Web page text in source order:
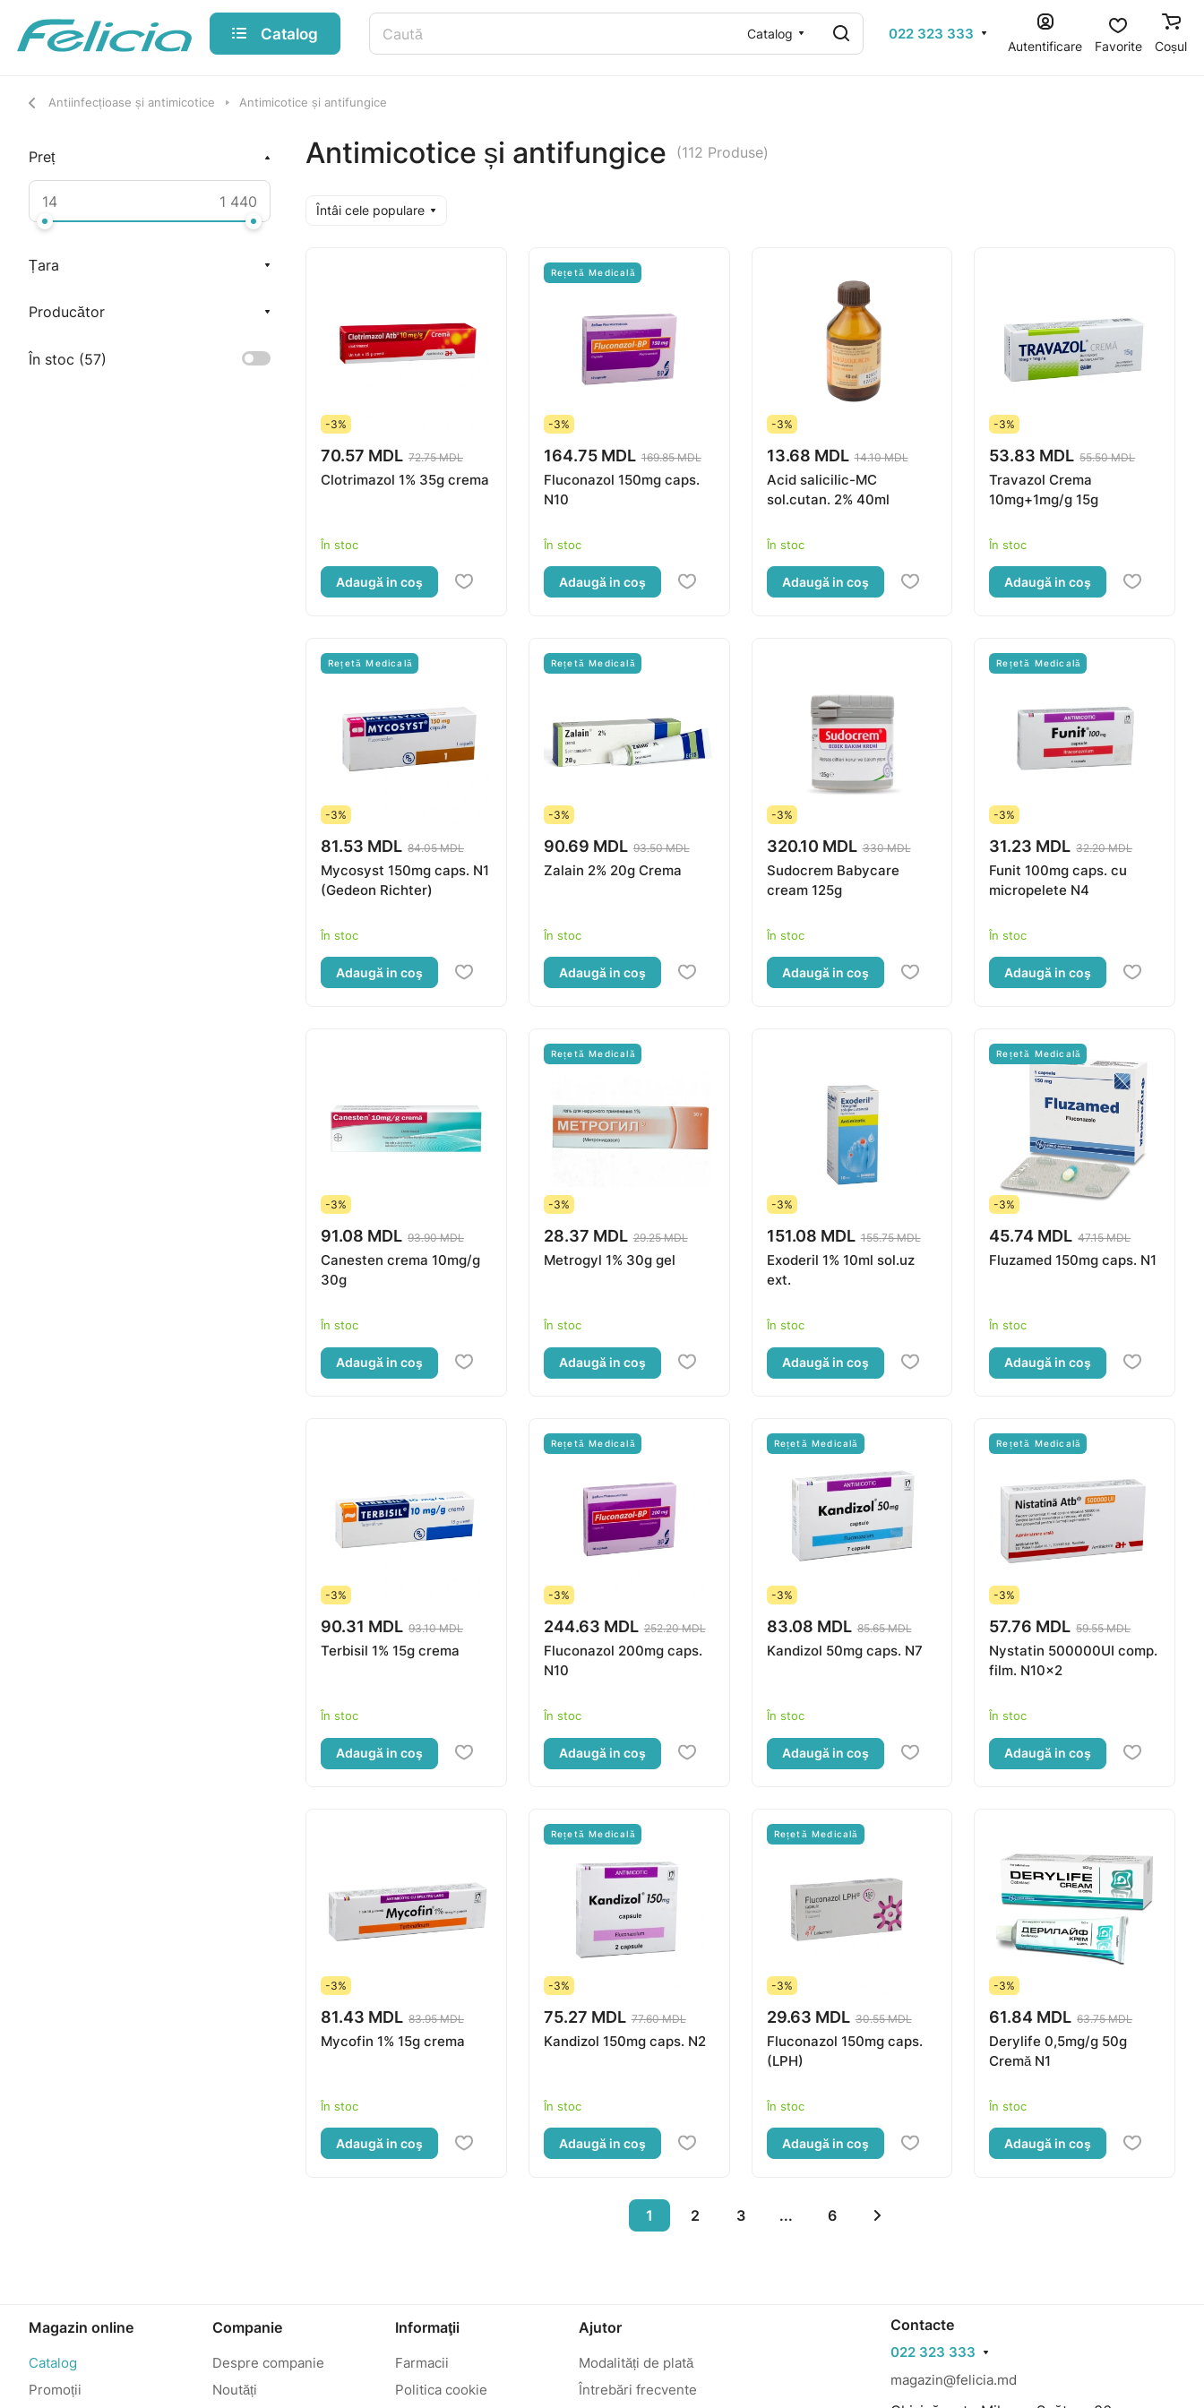
Catalog Catalog 022 323 333
Autentificare Favorite Coșul
Antiinfecțioase și antimicotice Antimicotice și antifungice
Preț
Țara
Producător
În stoc (57)
Antimicotice și antifungice (112 Produse)
Întâi cele populare
-3%
70.57 MDL 72.75 MDL
Clotrimazol 1% 35g crema
În stoc
Adaugă in coş
Rețetă Medicală
-3%
164.75 MDL 169.85 MDL
Fluconazol 150mg caps.
N10
În stoc
Adaugă in coş
-3%
13.68 MDL 14.10 MDL
Acid salicilic-MC
sol.cutan. 2% 40ml
În stoc
Adaugă in coş
-3%
53.83 MDL 55.50 MDL
Travazol Crema
10mg+1mg/g 15g
În stoc
Adaugă in coş
Rețetă Medicală
-3%
81.53 MDL 84.05 MDL
Mycosyst 150mg caps. N1
(Gedeon Richter)
În stoc
Adaugă in coş
Rețetă Medicală
-3%
90.69 MDL 93.50 MDL
Zalain 2% 20g Crema
În stoc
Adaugă in coş
-3%
320.10 MDL 330 MDL
Sudocrem Babycare
cream 125g
În stoc
Adaugă in coş
Rețetă Medicală
-3%
31.23 MDL 32.20 MDL
Funit 100mg caps. cu
micropelete N4
În stoc
Adaugă in coş
-3%
91.08 MDL 93.90 MDL
Canesten crema 10mg/g
30g
În stoc
Adaugă in coş
Rețetă Medicală
-3%
28.37 MDL 29.25 MDL
Metrogyl 1% 30g gel
În stoc
Adaugă in coş
-3%
151.08 MDL 155.75 MDL
Exoderil 1% 10ml sol.uz
ext.
În stoc
Adaugă in coş
Rețetă Medicală
-3%
45.74 MDL 47.15 MDL
Fluzamed 150mg caps. N1
În stoc
Adaugă in coş
-3%
90.31 MDL 93.10 MDL
Terbisil 1% 15g crema
În stoc
Adaugă in coş
Rețetă Medicală
-3%
244.63 MDL 252.20 MDL
Fluconazol 200mg caps.
N10
În stoc
Adaugă in coş
Rețetă Medicală
-3%
83.08 MDL 85.65 MDL
Kandizol 50mg caps. N7
În stoc
Adaugă in coş
Rețetă Medicală
-3%
57.76 MDL 59.55 MDL
Nystatin 500000UI comp.
film. N10x2
În stoc
Adaugă in coş
-3%
81.43 MDL 83.95 MDL
Mycofin 1% 15g crema
În stoc
Adaugă in coş
Rețetă Medicală
-3%
75.27 MDL 77.60 MDL
Kandizol 150mg caps. N2
În stoc
Adaugă in coş
Rețetă Medicală
-3%
29.63 MDL 30.55 MDL
Fluconazol 150mg caps.
(LPH)
În stoc
Adaugă in coş
-3%
61.84 MDL 63.75 MDL
Derylife 0,5mg/g 50g
Cremă N1
În stoc
Adaugă in coş
1 2 3 ... 6
Magazin online
Catalog
Promoții
Companie
Despre companie
Noutăți
Informaţii
Farmacii
Politica cookie
Ajutor
Modalități de plată
Întrebări frecvente
Contacte
022 323 333
magazin@felicia.md